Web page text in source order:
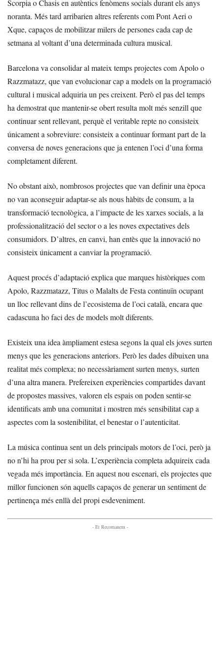
Scorpia o Chasis en autèntics fenòmens socials durant els anys
noranta. Més tard arribarien altres referents com Pont Aeri o
Xque, capaços de mobilitzar milers de persones cada cap de
setmana al voltant d’una determinada cultura musical.
Barcelona va consolidar al mateix temps projectes com Apolo o
Razzmatazz, que van evolucionar cap a models on la programació
cultural i musical adquiria un pes creixent. Però el pas del temps
ha demostrat que mantenir-se obert resulta molt més senzill que
continuar sent rellevant, perquè el veritable repte no consisteix
únicament a sobreviure: consisteix a continuar formant part de la
conversa de noves generacions que ja entenen l’oci d’una forma
completament diferent.
No obstant això, nombrosos projectes que van definir una època
no van aconseguir adaptar-se als nous hàbits de consum, a la
transformació tecnològica, a l’impacte de les xarxes socials, a la
professionalització del sector o a les noves expectatives dels
consumidors. D’altres, en canvi, han entès que la innovació no
consisteix únicament a canviar la programació.
Aquest procés d’adaptació explica que marques històriques com
Apolo, Razzmatazz, Titus o Malalts de Festa continuïn ocupant
un lloc rellevant dins de l’ecosistema de l’oci català, encara que
cadascuna ho faci des de models molt diferents.
Existeix una idea àmpliament estesa segons la qual els joves surten
menys que les generacions anteriors. Però les dades dibuixen una
realitat més complexa; no necessàriament surten menys, surten
d’una altra manera. Prefereixen experiències compartides davant
de propostes massives, valoren els espais on poden sentir-se
identificats amb una comunitat i mostren més sensibilitat cap a
aspectes com la sostenibilitat, el benestar o l’autenticitat.
La música continua sent un dels principals motors de l’oci, però ja
no n’hi ha prou per si sola. L’experiència completa adquireix cada
vegada més importància. En aquest nou escenari, els projectes que
millor funcionen són aquells capaços de generar un sentiment de
pertinença més enllà del propi esdeveniment.
- Et Recomanem -